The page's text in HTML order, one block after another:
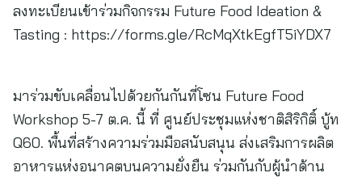
ลงทะเบียนเข้าร่วมกิจกรรม Future Food Ideation &
Tasting : https://forms.gle/RcMqXtkEgfT5iYDX7
มาร่วมขับเคลื่อนไปด้วยกันกันที่โซน Future Food
Workshop 5-7 ต.ค. นี้ ที่ ศูนย์ประชุมแห่งชาติสิริกิติ์ บู้ท
Q60. พื้นที่สร้างความร่วมมือสนับสนุน ส่งเสริมการผลิต
อาหารแห่งอนาคตบนความยั่งยืน ร่วมกันกับผู้นําด้าน